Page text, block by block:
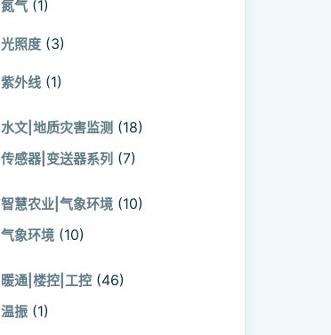
氮气 (1)
光照度 (3)
紫外线 (1)
水文|地质灾害监测 (18)
传感器|变送器系列 (7)
智慧农业|气象环境 (10)
气象环境 (10)
暖通|楼控|工控 (46)
温振 (1)